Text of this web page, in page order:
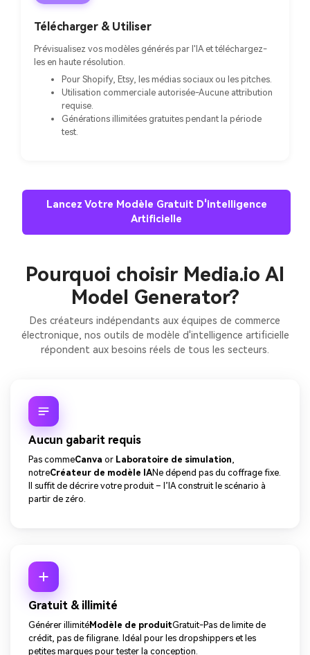
Télécharger & Utiliser
Prévisualisez vos modèles générés par l'IA et téléchargez-
les en haute résolution.
Pour Shopify, Etsy, les médias sociaux ou les pitches.
Utilisation commerciale autorisée-Aucune attribution
requise.
Générations illimitées gratuites pendant la période
test.
Lancez Votre Modèle Gratuit D'intelligence
Artificielle
Pourquoi choisir Media.io AI
Model Generator?
Des créateurs indépendants aux équipes de commerce
électronique, nos outils de modèle d'intelligence artificielle
répondent aux besoins réels de tous les secteurs.
Aucun gabarit requis
Pas commeCanva or Laboratoire de simulation,
notreCréateur de modèle IANe dépend pas du coffrage fixe.
Il suffit de décrire votre produit – l’IA construit le scénario à
partir de zéro.
Gratuit & illimité
Générer illimitéModèle de produitGratuit-Pas de limite de
crédit, pas de filigrane. Idéal pour les dropshippers et les
petites marques pour tester la conception.